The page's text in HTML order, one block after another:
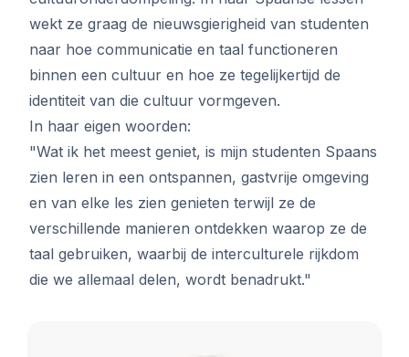
wekt ze graag de nieuwsgierigheid van studenten
naar hoe communicatie en taal functioneren
binnen een cultuur en hoe ze tegelijkertijd de
identiteit van die cultuur vormgeven.
In haar eigen woorden:
"Wat ik het meest geniet, is mijn studenten Spaans
zien leren in een ontspannen, gastvrije omgeving
en van elke les zien genieten terwijl ze de
verschillende manieren ontdekken waarop ze de
taal gebruiken, waarbij de interculturele rijkdom
die we allemaal delen, wordt benadrukt."